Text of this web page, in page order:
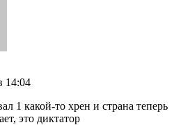
14:04
1 какой-то хрен и страна теперь
это диктатор